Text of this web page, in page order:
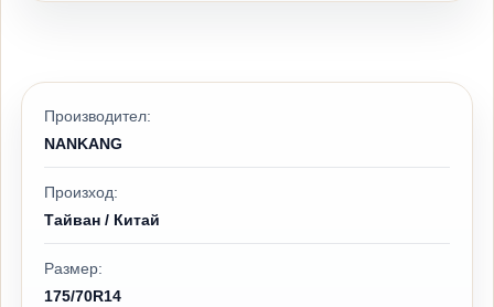
Производител:
NANKANG
Произход:
Тайван / Китай
Размер:
175/70R14